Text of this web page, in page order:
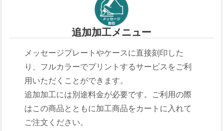
追加加工メニュー
メッセージプレートやケースに直接刻印した
り、フルカラーでプリントするサービスをご利
用いただくことができます。
追加加工には別途料金が必要です。ご利用の際
はこの商品とともに加工商品をカートに入れて
ご注文ください。